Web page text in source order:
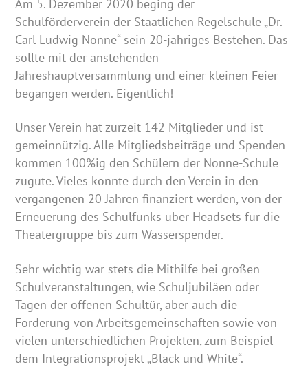
Am 5. Dezember 2020 beging der
Schulförderverein der Staatlichen Regelschule „Dr.
Carl Ludwig Nonne“ sein 20-jähriges Bestehen. Das
sollte mit der anstehenden
Jahreshauptversammlung und einer kleinen Feier
begangen werden. Eigentlich!
Unser Verein hat zurzeit 142 Mitglieder und ist
gemeinnützig. Alle Mitgliedsbeiträge und Spenden
kommen 100%ig den Schülern der Nonne-Schule
zugute. Vieles konnte durch den Verein in den
vergangenen 20 Jahren finanziert werden, von der
Erneuerung des Schulfunks über Headsets für die
Theatergruppe bis zum Wasserspender.
Sehr wichtig war stets die Mithilfe bei großen
Schulveranstaltungen, wie Schuljubiläen oder
Tagen der offenen Schultür, aber auch die
Förderung von Arbeitsgemeinschaften sowie von
vielen unterschiedlichen Projekten, zum Beispiel
dem Integrationsprojekt „Black und White“.